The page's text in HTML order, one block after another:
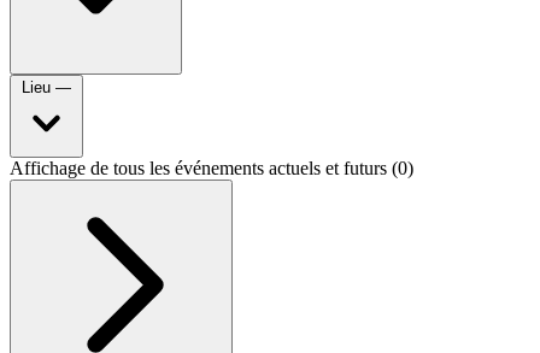
Lieu —
Affichage de tous les événements actuels et futurs (0)